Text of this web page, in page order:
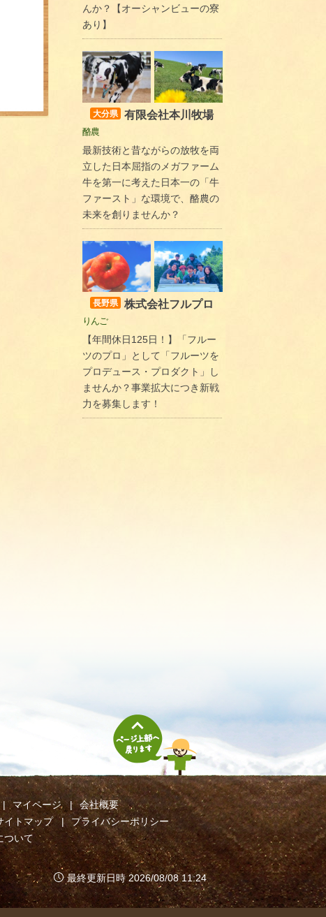
んか？【オーシャンビューの寮
あり】
大分県 有限会社本川牧場
酪農
最新技術と昔ながらの放牧を両
立した日本屈指のメガファーム
牛を第一に考えた日本一の「牛
ファースト」な環境で、酪農の
未来を創りませんか？
長野県 株式会社フルプロ
りんご
【年間休日125日！】「フルー
ツのプロ」として「フルーツを
プロデュース・プロダクト」し
ませんか？事業拡大につき新戦
力を募集します！
マイページ
会社概要
イトマップ
プライバシーポリシー
ついて
最終更新日時 2026/08/08 11:24